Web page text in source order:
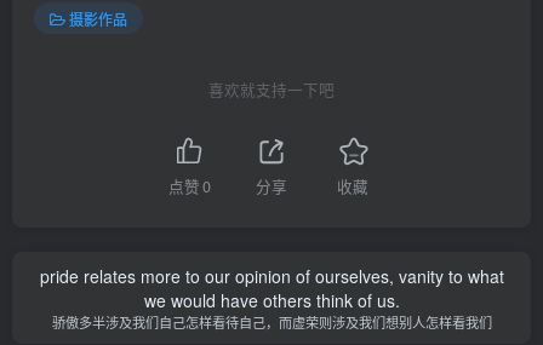
摄影作品
喜欢就支持一下吧
点赞0 分享 收藏
pride relates more to our opinion of ourselves, vanity to what
we would have others think of us.
骄傲多半涉及我们自己怎样看待自己，而虚荣则涉及我们想别人怎样看我们